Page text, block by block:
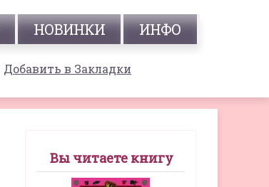
НОВИНКИ ИНФО
Добавить в Закладки
Вы читаете книгу